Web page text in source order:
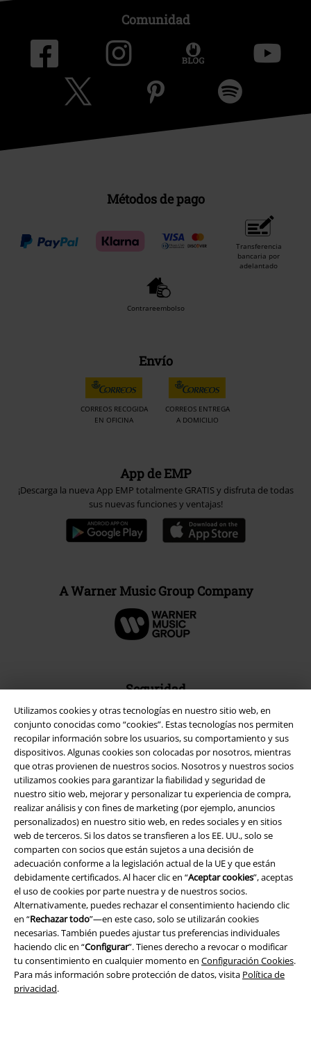
Utilizamos cookies y otras tecnologías en nuestro sitio web, en
conjunto conocidas como “cookies”. Estas tecnologías nos permiten
recopilar información sobre los usuarios, su comportamiento y sus
dispositivos. Algunas cookies son colocadas por nosotros, mientras
que otras provienen de nuestros socios. Nosotros y nuestros socios
utilizamos cookies para garantizar la fiabilidad y seguridad de
nuestro sitio web, mejorar y personalizar tu experiencia de compra,
realizar análisis y con fines de marketing (por ejemplo, anuncios
personalizados) en nuestro sitio web, en redes sociales y en sitios
web de terceros. Si los datos se transfieren a los EE. UU., solo se
comparten con socios que están sujetos a una decisión de
adecuación conforme a la legislación actual de la UE y que están
debidamente certificados. Al hacer clic en “Aceptar cookies”, aceptas
el uso de cookies por parte nuestra y de nuestros socios.
Alternativamente, puedes rechazar el consentimiento haciendo clic
en “Rechazar todo”—en este caso, solo se utilizarán cookies
necesarias. También puedes ajustar tus preferencias individuales
haciendo clic en “Configurar”. Tienes derecho a revocar o modificar
tu consentimiento en cualquier momento en Configuración Cookies.
Para más información sobre protección de datos, visita Política de
privacidad.
Comunidad
Métodos de pago
Transferencia
bancaria por
adelantado
Contrareembolso
Envío
CORREOS RECOGIDA
EN OFICINA
CORREOS ENTREGA
A DOMICILIO
App de EMP
¡Descarga la nueva App EMP totalmente GRATIS y disfruta de todas
sus nuevas funciones y ventajas!
A Warner Music Group Company
Seguridad
Legal
Términos y Condiciones
Aviso Legal
Ley protección de datos